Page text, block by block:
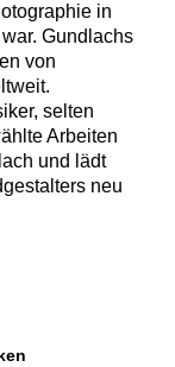
in
Gundlachs
von
selten
Arbeiten
und lädt
neu